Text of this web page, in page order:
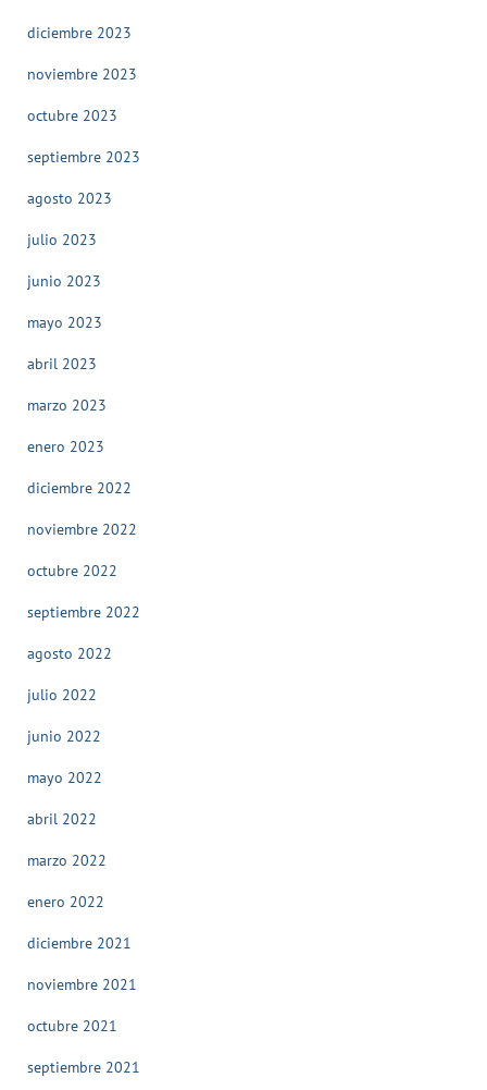
diciembre 2023
noviembre 2023
octubre 2023
septiembre 2023
agosto 2023
julio 2023
junio 2023
mayo 2023
abril 2023
marzo 2023
enero 2023
diciembre 2022
noviembre 2022
octubre 2022
septiembre 2022
agosto 2022
julio 2022
junio 2022
mayo 2022
abril 2022
marzo 2022
enero 2022
diciembre 2021
noviembre 2021
octubre 2021
septiembre 2021